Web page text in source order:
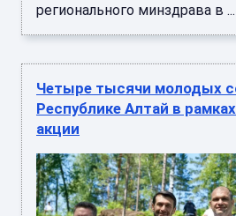
регионального минздрава в ...
Четыре тысячи молодых
Республике Алтай в
акции